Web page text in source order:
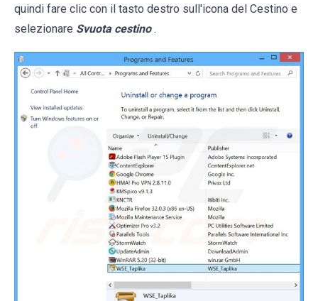
quindi fare clic con il tasto destro sull'icona del Cestino e
selezionare Svuota cestino .